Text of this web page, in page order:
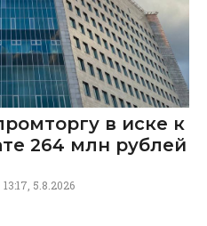
в иске к
264 млн рублей
13:17, 5.8.2026